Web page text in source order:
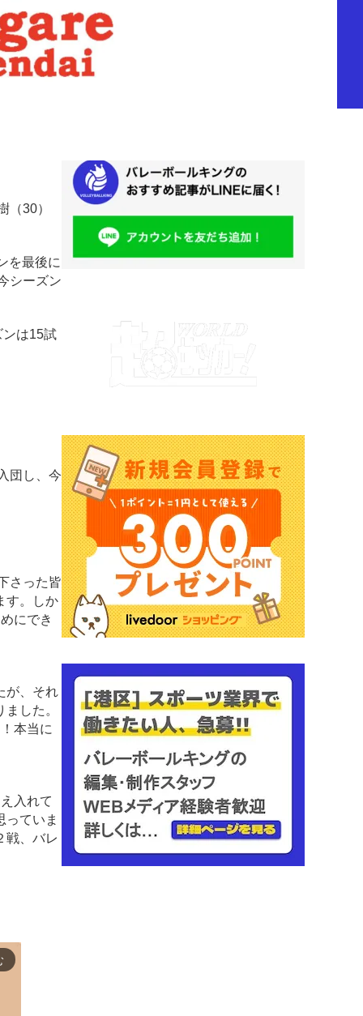
30）
を最後に
シーズン
は15試
団し、今
さった皆
す。しか
にでき
が、それ
した。
本当に
入れて
っていま
戦、バレ